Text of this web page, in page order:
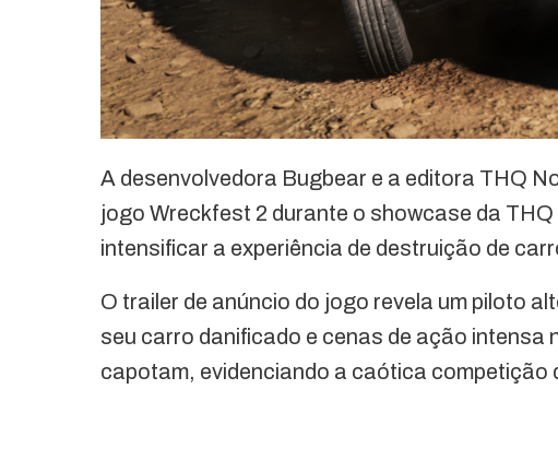
A desenvolvedora Bugbear e a editora THQ
jogo Wreckfest 2 durante o showcase da
intensificar a experiência de destruição de
O trailer de anúncio do jogo revela um piloto
seu carro danificado e cenas de ação intensa
capotam, evidenciando a caótica competição